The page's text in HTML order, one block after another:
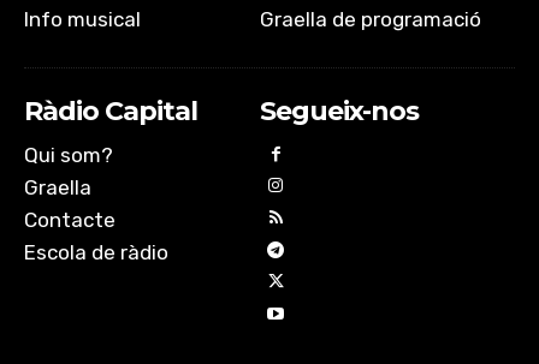
Info musical
Graella de programació
Ràdio Capital
Qui som?
Graella
Contacte
Escola de ràdio
Segueix-nos